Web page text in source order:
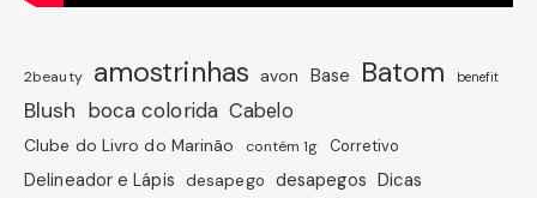
2beauty amostrinhas avon Base Batom benefit
Blush boca colorida Cabelo
Clube do Livro do Marinão contém 1g Corretivo
Delineador e Lápis desapego desapegos Dicas